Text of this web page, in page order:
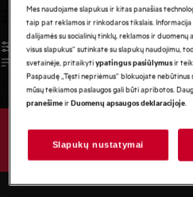
Mes naudojame slapukus ir kitas panašias
taip pat reklamos ir rinkodaros tikslais.
dalijamės su socialinių tinklų, reklamos ir
visus slapukus“ sutinkate su slapukų naudojimu,
svetainėje, pritaikytiypatingus pasiūlymusir
Paspaudę „Tęsti nepriėmus“ blokuojate
mūsų teikiamos paslaugos gali būti apribotos.
pranešimeirDuomenų apsaugos deklaracijoje.
Slapukų nustatymai